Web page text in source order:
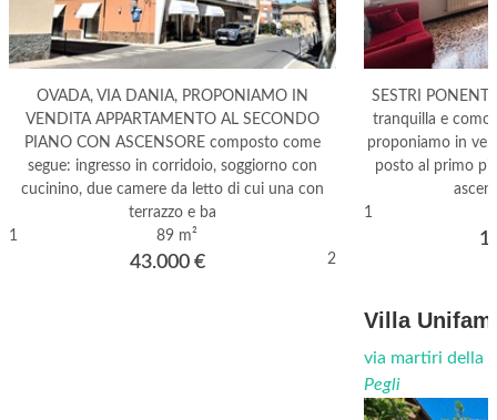
OVADA, VIA DANIA, PROPONIAMO IN
VENDITA APPARTAMENTO AL SECONDO
PIANO CON ASCENSORE composto come
segue: ingresso in corridoio, soggiorno con
cucinino, due camere da letto di cui una con
terrazzo e ba
1
89 m²
2
43.000 €
SESTRI
tranquilla e
proponiamo in
posto al primo
1
Villa
via martiri della
Pegli